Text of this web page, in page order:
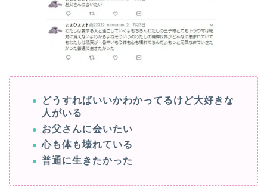
どうすればいいかわかってるけど大好きな
人がいる
お父さんに会いたい
心も体も壊れている
普通に生きたかった